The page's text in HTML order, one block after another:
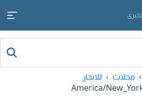
محلات
للايجار